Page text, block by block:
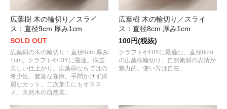
広葉樹 木の輪切り／スライ
ス：直径9cm 厚み1cm
SOLD OUT
広葉樹の木の輪切り：直径9cm 厚み
1cm。クラフトやDIYに最適。樹皮
美しい仕上がり。広葉樹ならではの
希少性。豊富な在庫。手間かけず綺
麗なカット。二次加工にもオスス
メ。天然木の自然美。
広葉樹 木の輪切り／スライ
ス：直径8cm 厚み1cm
100円(税抜)
クラフトやDIYに最適な、直径8cm
の広葉樹輪切り。自然素材の表情が
魅力的。使い方は自在。